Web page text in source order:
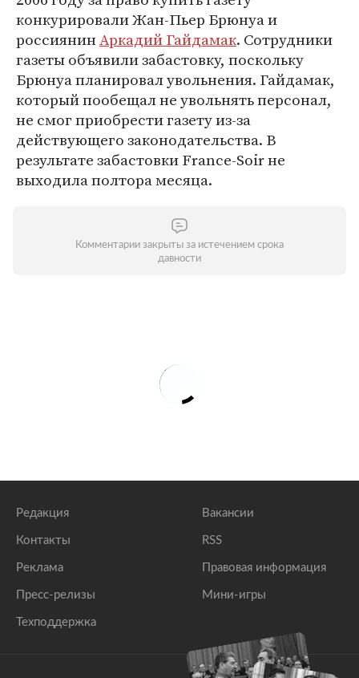
конкурировали Жан-Пьер Брюнуа и
россиянинАркадий Гайдамак. Сотрудники
газеты объявили забастовку, поскольку
Брюнуа планировал увольнения. Гайдамак,
который пообещал не увольнять персонал,
не смог приобрести газету из-за
действующего законодательства. В
результате забастовки France-Soir не
выходила полтора месяца.
Комментарии закрыты за истечением срока
давности
Редакция
Контакты
Реклама
Пресс-релизы
Техподдержка
Вакансии
RSS
Правовая информация
Мини-игры